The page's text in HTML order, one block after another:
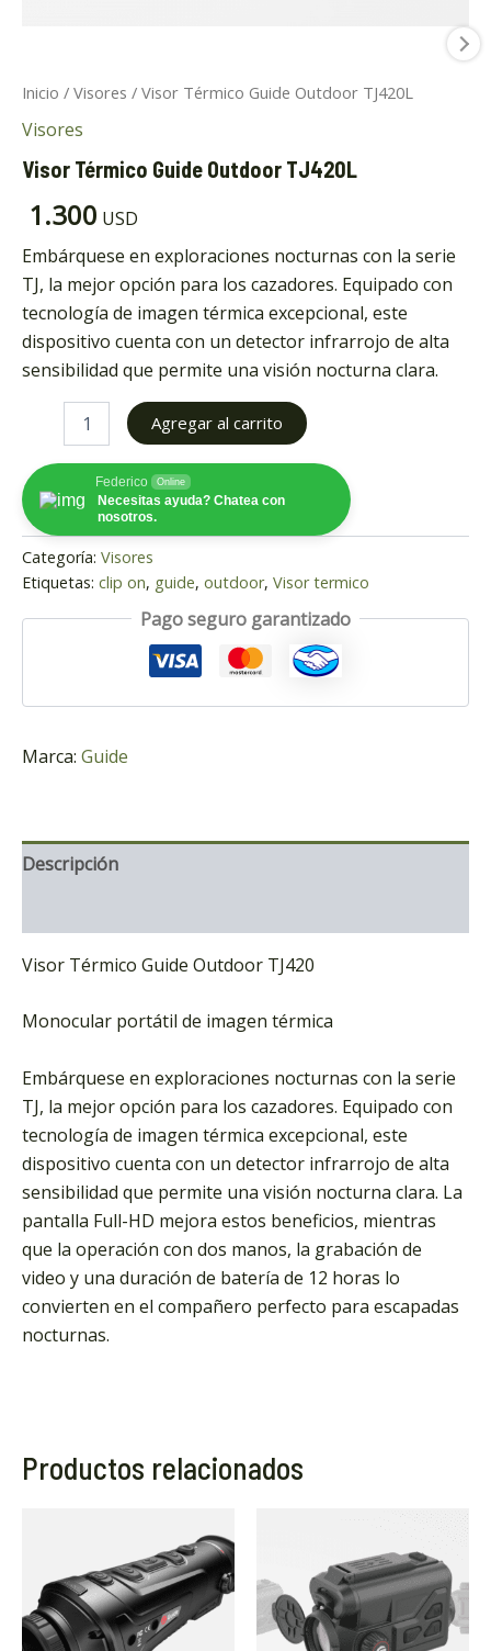
Inicio / Visores / Visor Térmico Guide Outdoor TJ420L
Visores
Visor Térmico Guide Outdoor TJ420L
1.300 USD
Embárquese en exploraciones nocturnas con la serie
TJ, la mejor opción para los cazadores. Equipado con
tecnología de imagen térmica excepcional, este
dispositivo cuenta con un detector infrarrojo de alta
sensibilidad que permite una visión nocturna clara.
Agregar al carrito
Federico Online
Necesitas ayuda? Chatea con
nosotros.
Categoría: Visores
Etiquetas: clip on, guide, outdoor, Visor termico
Pago seguro garantizado
Marca: Guide
Descripción
Visor Térmico Guide Outdoor TJ420
Monocular portátil de imagen térmica
Embárquese en exploraciones nocturnas con la serie
TJ, la mejor opción para los cazadores. Equipado con
tecnología de imagen térmica excepcional, este
dispositivo cuenta con un detector infrarrojo de alta
sensibilidad que permite una visión nocturna clara. La
pantalla Full-HD mejora estos beneficios, mientras
que la operación con dos manos, la grabación de
video y una duración de batería de 12 horas lo
convierten en el compañero perfecto para escapadas
nocturnas.
Productos relacionados